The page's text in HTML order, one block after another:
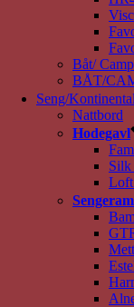
Båt/
BÅT/
Seng/
Nattbord
Hodegavl
Silk